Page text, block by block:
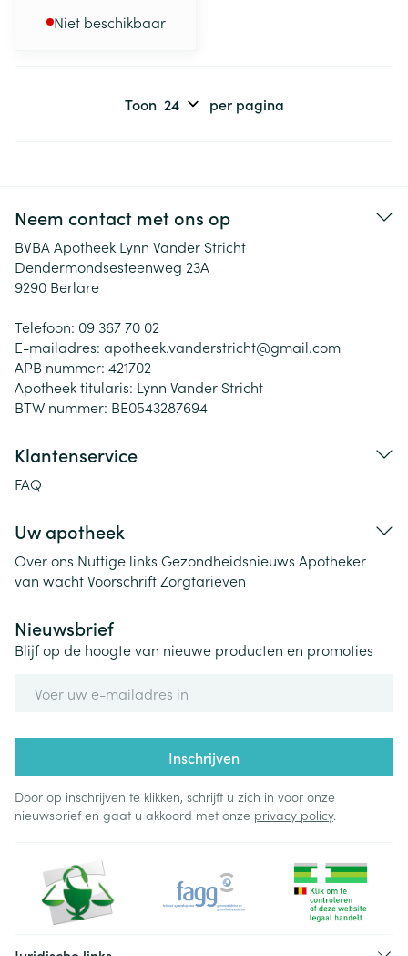
Niet beschikbaar
Toon per pagina
Neem contact met ons op
BVBA Apotheek Lynn Vander Stricht
Dendermondsesteenweg 23A
9290 Berlare
Telefoon: 09 367 70 02
E-mailadres: apotheek.vanderstricht@gmail.com
APB nummer: 421702
Apotheek titularis: Lynn Vander Stricht
BTW nummer: BE0543287694
Klantenservice
FAQ
Uw apotheek
Over ons Nuttige links Gezondheidsnieuws Apotheker
van wachtVoorschriftZorgtarieven
Nieuwsbrief
Blijf op de hoogte van nieuwe producten en promoties
Inschrijven
Door op inschrijven te klikken, schrijft u zich in voor onze
nieuwsbrief en gaat u akkoord met onze privacy policy.